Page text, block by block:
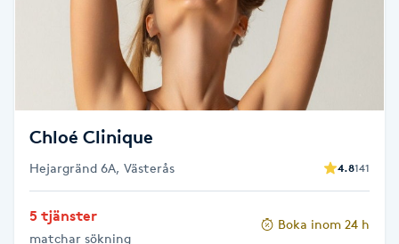
Tatueringsborttagning
Thaimassage
Torr hårbotten
Chloé Clinique
Hejargränd 6A, Västerås 4.8141
5 tjänster
matchar sökning
Boka inom 24 h